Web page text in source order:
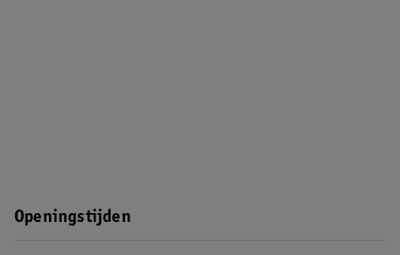
Openingstijden